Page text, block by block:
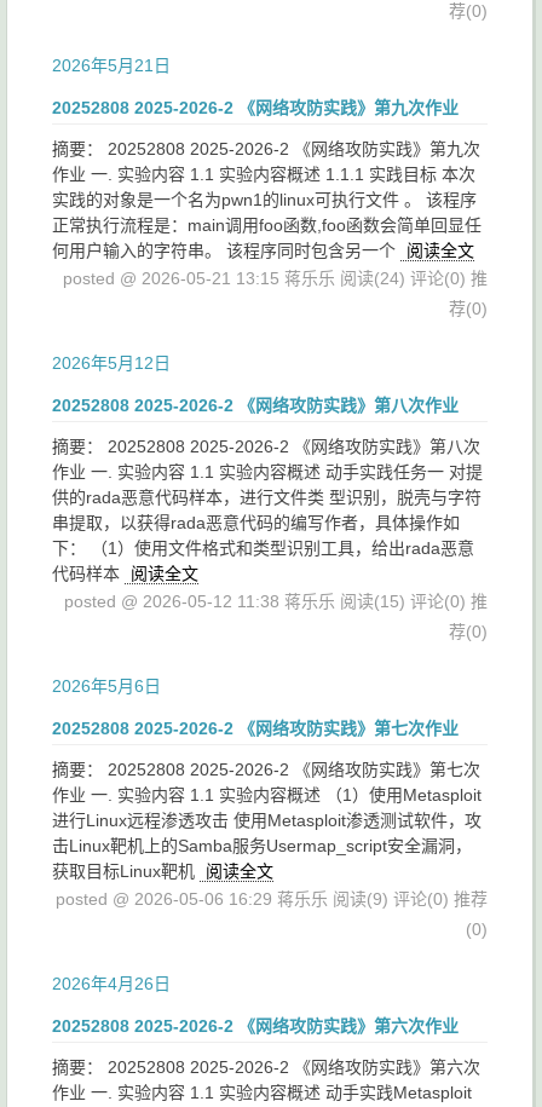
荐(0)
2026年5月21日
20252808 2025-2026-2 《网络攻防实践》第九次作业
摘要： 20252808 2025-2026-2 《网络攻防实践》第九次
作业 一. 实验内容 1.1 实验内容概述 1.1.1 实践目标 本次
实践的对象是一个名为pwn1的linux可执行文件 。 该程序
正常执行流程是：main调用foo函数,foo函数会简单回显任
何用户输入的字符串。 该程序同时包含另一个
阅读全文
posted @ 2026-05-21 13:15 蒋乐乐 阅读(24) 评论(0) 推
荐(0)
2026年5月12日
20252808 2025-2026-2 《网络攻防实践》第八次作业
摘要： 20252808 2025-2026-2 《网络攻防实践》第八次
作业 一. 实验内容 1.1 实验内容概述 动手实践任务一 对提
供的rada恶意代码样本，进行文件类 型识别，脱壳与字符
串提取，以获得rada恶意代码的编写作者，具体操作如
下： （1）使用文件格式和类型识别工具，给出rada恶意
代码样本
阅读全文
posted @ 2026-05-12 11:38 蒋乐乐 阅读(15) 评论(0) 推
荐(0)
2026年5月6日
20252808 2025-2026-2 《网络攻防实践》第七次作业
摘要： 20252808 2025-2026-2 《网络攻防实践》第七次
作业 一. 实验内容 1.1 实验内容概述 （1）使用Metasploit
进行Linux远程渗透攻击 使用Metasploit渗透测试软件，攻
击Linux靶机上的Samba服务Usermap_script安全漏洞，
获取目标Linux靶机
阅读全文
posted @ 2026-05-06 16:29 蒋乐乐 阅读(9) 评论(0) 推荐
(0)
2026年4月26日
20252808 2025-2026-2 《网络攻防实践》第六次作业
摘要： 20252808 2025-2026-2 《网络攻防实践》第六次
作业 一. 实验内容 1.1 实验内容概述 动手实践Metasploit